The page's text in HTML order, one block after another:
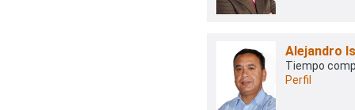
Alejandro
Tiempo
Perfil